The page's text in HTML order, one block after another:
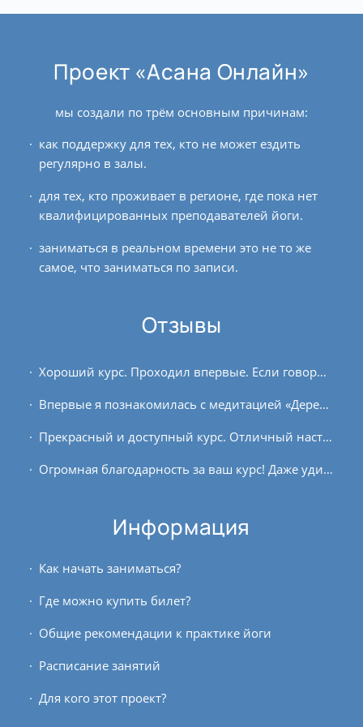
Проект «Асана Онлайн»
мы создали по трём основным причинам:
как поддержку для тех, кто не может ездить
регулярно в залы.
для тех, кто проживает в регионе, где пока нет
квалифицированных преподавателей йоги.
заниматься в реальном времени это не то же
самое, что заниматься по записи.
Отзывы
Хороший курс. Проходил впервые. Если говорить о впечатлениях, результатах или эффектах, то для меня они были следующие. Более спокойный ум, как результат, голова становится...
Впервые я познакомилась с медитацией «Дерево пути» на двухдневном ретрите. Даже за такой короткий срок я почувствовала её эффект и поэтому решила попробовать онлайн-курс с Андреем...
Прекрасный и доступный курс. Отличный наставник! Это мой, как оказалось, пятый курс, но ощущение такое, что, начав, мы так и продолжаем совместную медитацию. Познание самого себя...
Огромная благодарность за ваш курс! Даже удивительно странно, как быстро он закончился, и дальше не будет драйва обучения, когда необходимо просматривать лекции, обдумывать...
Информация
Как начать заниматься?
Где можно купить билет?
Общие рекомендации к практике йоги
Расписание занятий
Для кого этот проект?